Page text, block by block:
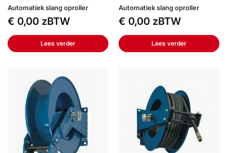
Automatiek slang oproller
€ 0,00 zBTW
Lees verder
Automatiek slang oproller
€ 0,00 zBTW
Lees verder